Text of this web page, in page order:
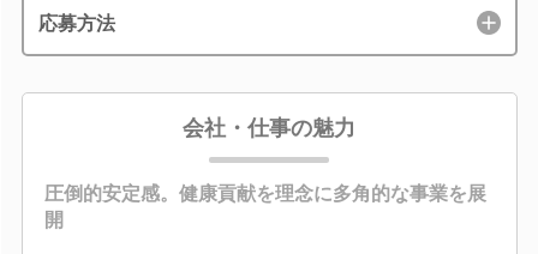
応募方法
会社・仕事の魅力
圧倒的安定感。健康貢献を理念に多角的な事業を展
開